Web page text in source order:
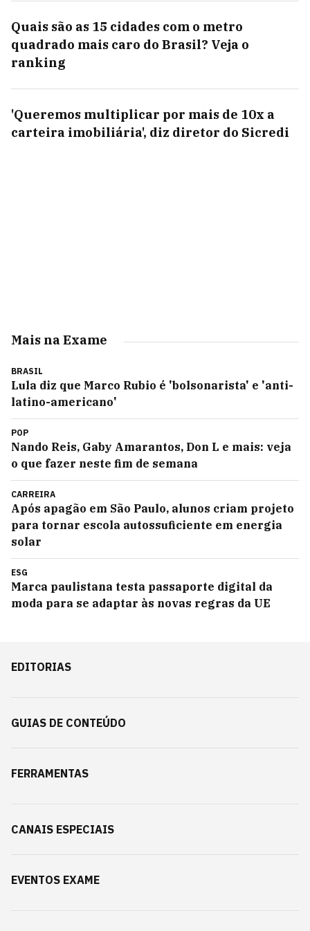
Quais são as 15 cidades com o metro
quadrado mais caro do Brasil? Veja o
ranking
'Queremos multiplicar por mais de 10x a
carteira imobiliária', diz diretor do Sicredi
Mais na Exame
BRASIL
Lula diz que Marco Rubio é 'bolsonarista' e 'anti-
latino-americano'
POP
Nando Reis, Gaby Amarantos, Don L e mais: veja
o que fazer neste fim de semana
CARREIRA
Após apagão em São Paulo, alunos criam projeto
para tornar escola autossuficiente em energia
solar
ESG
Marca paulistana testa passaporte digital da
moda para se adaptar às novas regras da UE
EDITORIAS
GUIAS DE CONTEÚDO
FERRAMENTAS
CANAIS ESPECIAIS
EVENTOS EXAME